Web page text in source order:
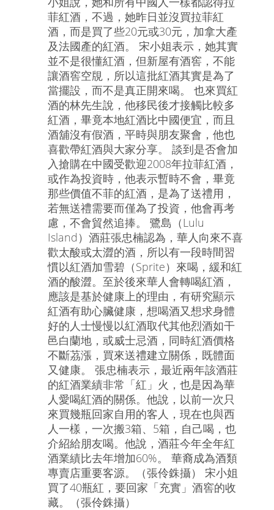
菲紅酒，不過，她昨日並沒買拉菲紅
酒，而是買了些20元或30元，加拿大產
及法國產的紅酒。 宋小姐表示，她其實
並不是很懂紅酒，但新屋有酒窖，不能
讓酒窖空覑，所以這批紅酒其實是為了
當擺設，而不是真正開來喝。 也來買紅
酒的林先生說，他移民後才接觸比較多
紅酒，畢竟本地紅酒比中國便宜，而且
酒舖沒有假酒，平時與朋友聚會，他也
喜歡帶紅酒與大家分享。 談到是否會加
入搶購在中國受歡迎2008年拉菲紅酒，
或作為投資時，他表示暫時不會，畢竟
那些價值不菲的紅酒，是為了送禮用，
若無送禮需要而僅為了投資，他會再考
慮，不會貿然追捧。 鷺島（Lulu
Island）酒莊張忠楠認為，華人向來不喜
歡太酸或太澀的酒，所以有一段時間習
慣以紅酒加雪碧（Sprite）來喝，緩和紅
酒的酸澀。至於後來華人會轉喝紅酒，
應該是基於健康上的理由，有研究顯示
紅酒有助心臟健康，想喝酒又想求身體
好的人士慢慢以紅酒取代其他烈酒如干
邑白蘭地，或威士忌酒，同時紅酒價格
不斷茘漲，買來送禮建立關係，既體面
又健康。 張忠楠表示，最近兩年該酒莊
的紅酒業績非常「紅」火，也是因為華
人愛喝紅酒的關係。他說，以前一次只
來買幾瓶回家自用的客人，現在也與西
人一樣，一次搬3箱、5箱，自己喝，也
介紹給朋友喝。他說，酒莊今年全年紅
酒業績比去年增加60%。 華裔成為酒類
專賣店重要客源。（張伶銖攝） 宋小姐
買了40瓶紅，要回家「充實」酒窖的收
藏。（張伶銖攝）